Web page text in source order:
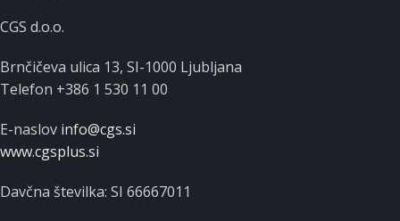
CGS d.o.o.
Brnčičeva ulica 13, SI-1000 Ljubljana
Telefon +386 1 530 11 00
E-naslov info@cgs.si
www.cgsplus.si
Davčna številka: SI 66667011